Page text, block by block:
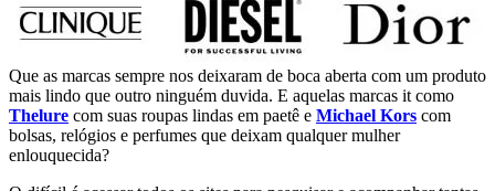
Que as marcas sempre nos deixaram de boca aberta com um produto
mais lindo que outro ninguém duvida. E aquelas marcas it como
Thelure com suas roupas lindas em paetê e Michael Kors com
bolsas, relógios e perfumes que deixam qualquer mulher
enlouquecida?